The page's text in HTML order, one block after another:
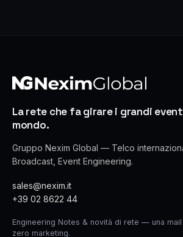
La rete che fa girare i grandi
mondo.
Gruppo Nexim Global — Telco
Broadcast, Event Engineering.
sales@nexim.it
+39 02 8622 44
Engineering Notes & novità di rete — una
zero marketing.